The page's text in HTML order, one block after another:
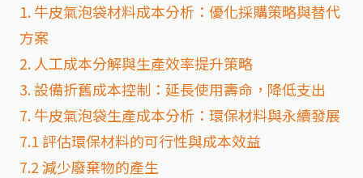
1. 牛皮氣泡袋材料成本分析：優化採購策略與替代
方案
2. 人工成本分解與生產效率提升策略
3. 設備折舊成本控制：延長使用壽命，降低支出
7. 牛皮氣泡袋生產成本分析：環保材料與永續發展
7.1 評估環保材料的可行性與成本效益
7.2 減少廢棄物的產生